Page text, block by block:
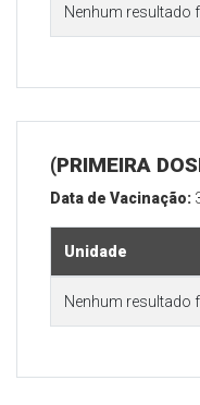
Nenhum resultado
(PRIMEIRA
Data de Vacinação:
Unidade
Nenhum resultado